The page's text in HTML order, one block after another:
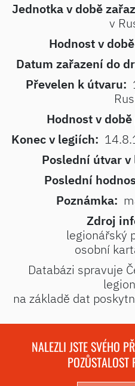
Jednotka v době
v
Hodnost v
Datum zařazení do
Převelen k útvaru:
Hodnost v
Konec v legiích:
Poslední útvar
Poslední
Poznámka:
Zdroj
legionářský
osobní
Databázi spravuje
na základě dat
NALEZLI JSTE SVÉHO